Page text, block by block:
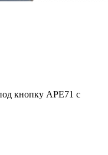
кнопку APE71 с